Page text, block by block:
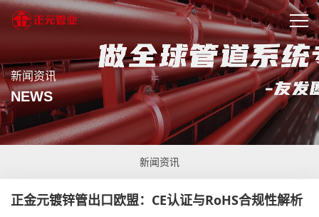
新闻资讯
NEWS
新闻资讯
正金元镀锌管出口欧盟：CE认证与RoHS合规性解析